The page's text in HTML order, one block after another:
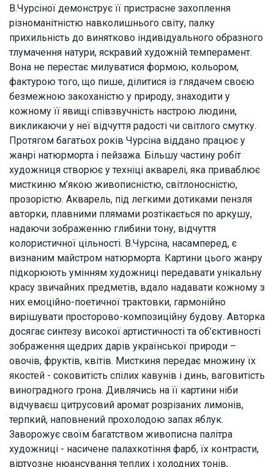
Харківський художній музей:
м. Харків, вул. Жон Мироносиць, 11
Виставкова зала ХХМ:
м. Харків, вул. Жон Мироносиць, 9
Адміністрація:+38 (057)-706-33-95
Відділ роботи з відвідувачами:+38 (057)-706-33-94
artmuseum_kharkiv@i.ua
В.Чурсіної демонструє її пристрасне захоплення
різноманітністю навколишнього світу, палку
прихильність до винятково індивідуального образного
тлумачення натури, яскравий художній темперамент.
Вона не перестає милуватися формою, кольором,
фактурою того, що пише, ділитися із глядачем своєю
безмежною закоханістю у природу, знаходити у
кожному її явищі співзвучність настрою людини,
викликаючи у неї відчуття радості чи світлого смутку.
Протягом багатьох років Чурсіна віддано працює у
жанрі натюрморта і пейзажа. Більшу частину робіт
художниця створює у техніці акварелі, яка приваблює
мисткиню м’якою живописністю, світлоносністю,
прозорістю. Акварель, під легкими дотиками пензля
авторки, плавними плямами розтікається по аркушу,
надаючи зображенню глибини тону, відчуття
колористичної цільності. В.Чурсіна, насамперед, є
визнаним майстром натюрморта. Картини цього жанру
підкорюють умінням художниці передавати унікальну
красу звичайних предметів, вдало надавати кожному з
них емоційно-поетичної трактовки, гармонійно
вирішувати просторово-композиційну будову. Авторка
досягає синтезу високої артистичності та об’єктивності
зображення щедрих дарів української природи –
овочів, фруктів, квітів. Мисткиня передає множину їх
якостей - соковитість спілих кавунів і динь, ваговитість
виноградного грона. Дивлячись на її картини ніби
відчуваєш цитрусовий аромат розрізаних лимонів,
терпкий, наповнений прохолодою запах яблук.
Заворожує своїм багатством живописна палітра
художниці - насичене палахкотіння фарб, їх контрасти,
віртуозне нюансування теплих і холодних тонів,